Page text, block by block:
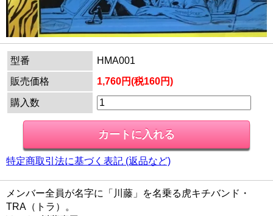
型番
HMA001
販売価格
1,760円(税160円)
購入数
特定商取引法に基づく表記 (返品など)
メンバー全員が名字に「川藤」を名乗る虎キチバンド・
TRA（トラ）。